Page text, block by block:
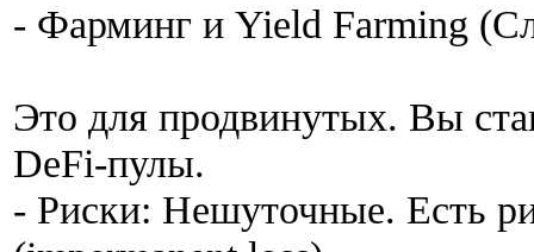
- Фарминг и Yield Farming
Это для продвинутых. Вы
DeFi-пулы.
- Риски: Нешуточные. Есть